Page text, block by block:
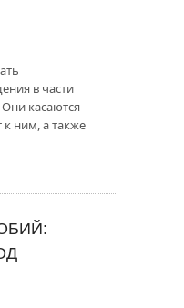
в части
касаются
к ним, а также